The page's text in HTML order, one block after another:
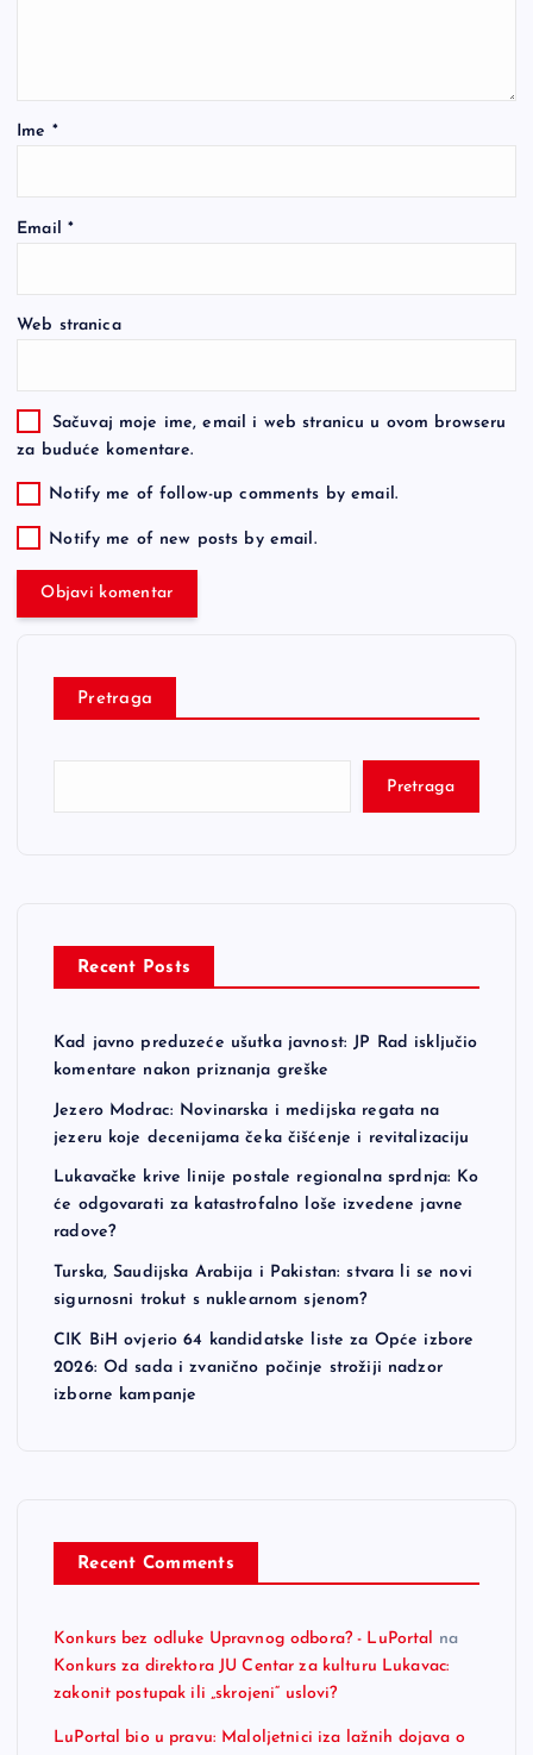
Ime *
Email *
Web stranica
Sačuvaj moje ime, email i web stranicu u ovom browseru
za buduće komentare.
Notify me of follow-up comments by email.
Notify me of new posts by email.
Pretraga
Pretraga
Recent Posts
Kad javno preduzeće ušutka javnost: JP Rad isključio
komentare nakon priznanja greške
Jezero Modrac: Novinarska i medijska regata na
jezeru koje decenijama čeka čišćenje i revitalizaciju
Lukavačke krive linije postale regionalna sprdnja: Ko
će odgovarati za katastrofalno loše izvedene javne
radove?
Turska, Saudijska Arabija i Pakistan: stvara li se novi
sigurnosni trokut s nuklearnom sjenom?
CIK BiH ovjerio 64 kandidatske liste za Opće izbore
2026: Od sada i zvanično počinje strožiji nadzor
izborne kampanje
Recent Comments
Konkurs bez odluke Upravnog odbora? - LuPortal
na
Konkurs za direktora JU Centar za kulturu Lukavac:
zakonit postupak ili „skrojeni“ uslovi?
LuPortal bio u pravu: Maloljetnici iza lažnih dojava o